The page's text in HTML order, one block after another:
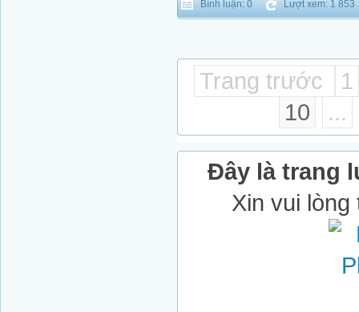
Bình luận: 0 Lượt xem: 1 853
Trang trước
1
10
...
Đây là trang
Xin vui